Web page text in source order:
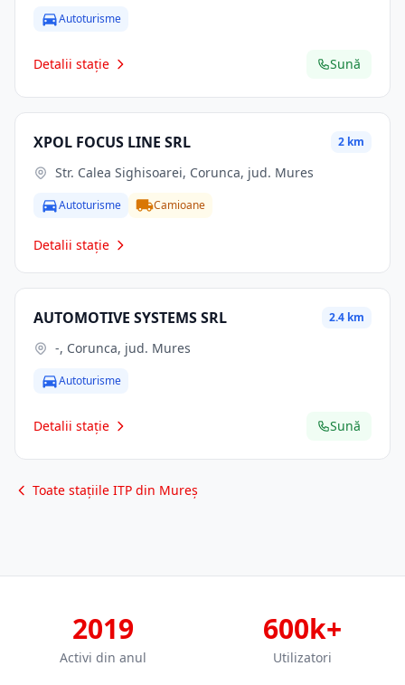
Autoturisme
Detalii stație Sună
XPOL FOCUS LINE SRL 2 km
Str. Calea Sighisoarei, Corunca, jud. Mures
Autoturisme Camioane
Detalii stație
AUTOMOTIVE SYSTEMS SRL 2.4 km
-, Corunca, jud. Mures
Autoturisme
Detalii stație Sună
Toate stațiile ITP din Mureș
2019
Activi din anul
600k+
Utilizatori